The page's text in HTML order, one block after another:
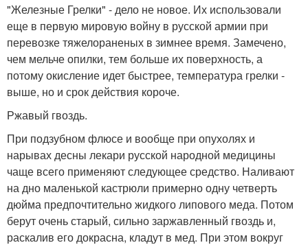
"Железные Грелки" - дело не новое. Их использовали
еще в первую мировую войну в русской армии при
перевозке тяжелораненых в зимнее время. Замечено,
чем мельче опилки, тем больше их поверхность, а
потому окисление идет быстрее, температура грелки -
выше, но и срок действия короче.
Ржавый гвоздь.
При подзубном флюсе и вообще при опухолях и
нарывах десны лекари русской народной медицины
чаще всего применяют следующее средство. Наливают
на дно маленькой кастрюли примерно одну четверть
дюйма предпочтительно жидкого липового меда. Потом
берут очень старый, сильно заржавленный гвоздь и,
раскалив его докрасна, кладут в мед. При этом вокруг